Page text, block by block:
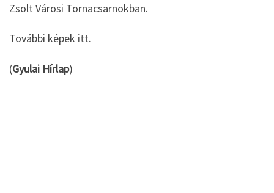
Zsolt Városi Tornacsarnokban.
További képek itt.
(Gyulai Hírlap)